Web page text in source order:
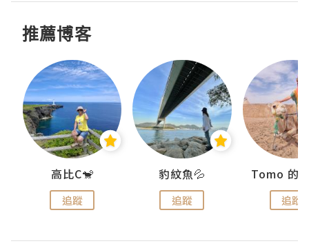
推薦博客
高比C🐒
追蹤
豹紋魚💦
追蹤 追蹤